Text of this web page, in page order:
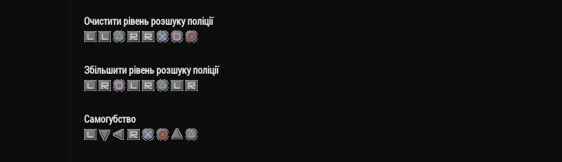
Очистити рівень розшуку поліції
Збільшити рівень розшуку поліції
Самогубство